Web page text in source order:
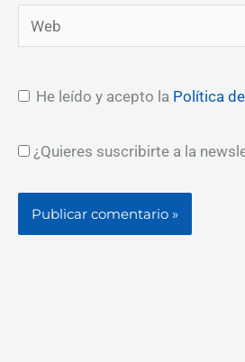
Web
He leído y acepto la Política
¿Quieres suscribirte a la